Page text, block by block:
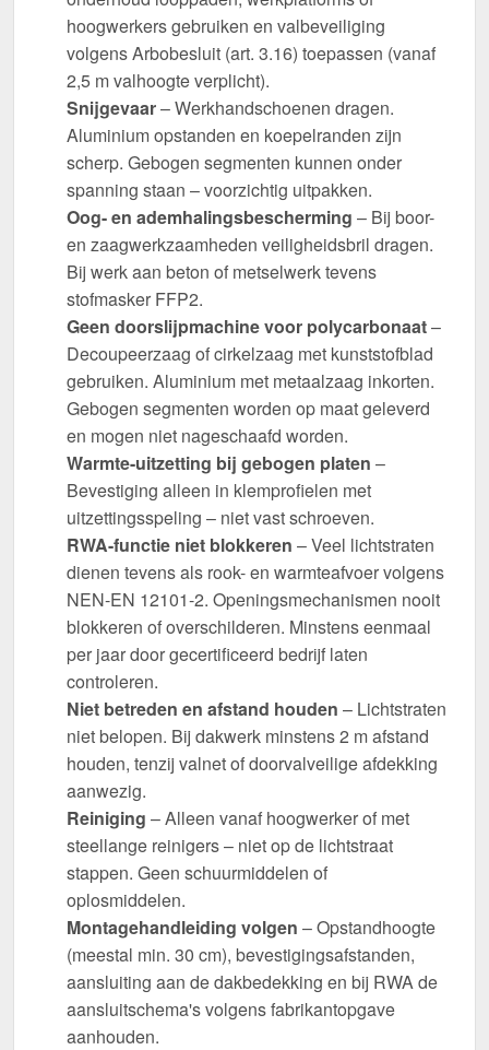
hoogwerkers gebruiken en valbeveiliging
volgens Arbobesluit (art. 3.16) toepassen (vanaf
2,5 m valhoogte verplicht).
Snijgevaar– Werkhandschoenen dragen.
Aluminium opstanden en koepelranden zijn
scherp. Gebogen segmenten kunnen onder
spanning staan – voorzichtig uitpakken.
Oog- en ademhalingsbescherming – Bij boor-
en zaagwerkzaamheden veiligheidsbril dragen.
Bij werk aan beton of metselwerk tevens
stofmasker FFP2.
Geen doorslijpmachine voor polycarbonaat–
Decoupeerzaag of cirkelzaag met kunststofblad
gebruiken. Aluminium met metaalzaag inkorten.
Gebogen segmenten worden op maat geleverd
en mogen niet nageschaafd worden.
Warmte-uitzetting bij gebogen platen –
Bevestiging alleen in klemprofielen met
uitzettingsspeling – niet vast schroeven.
RWA-functie niet blokkeren – Veel lichtstraten
dienen tevens als rook- en warmteafvoer volgens
NEN-EN 12101-2. Openingsmechanismen nooit
blokkeren of overschilderen. Minstens eenmaal
per jaar door gecertificeerd bedrijf laten
controleren.
Niet betreden en afstand houden – Lichtstraten
niet belopen. Bij dakwerk minstens 2 m afstand
houden, tenzij valnet of doorvalveilige afdekking
aanwezig.
Reiniging – Alleen vanaf hoogwerker of met
steellange reinigers – niet op de lichtstraat
stappen. Geen schuurmiddelen of
oplosmiddelen.
Montagehandleiding volgen – Opstandhoogte
(meestal min. 30 cm), bevestigingsafstanden,
aansluiting aan de dakbedekking en bij RWA de
aansluitschema's volgens fabrikantopgave
aanhouden.